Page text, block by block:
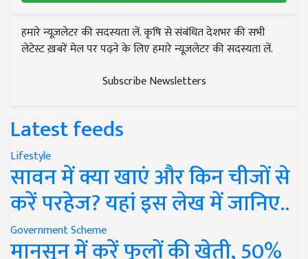
हमारे न्यूज़लेटर की सदस्यता लें. कृषि से संबंधित देशभर की सभी
लेटेस्ट ख़बरें मेल पर पढ़ने के लिए हमारे न्यूज़लेटर की सदस्यता लें.
Subscribe Newsletters
Latest feeds
Lifestyle
सावन में क्या खाएं और किन चीजों से
करें परहेज? यहां इस लेख में जानिए..
Government Scheme